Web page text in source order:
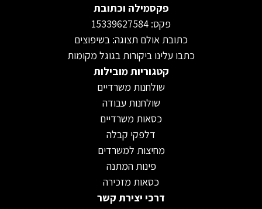
פקסמילה וכתובת
פקס: 15339627584
כתובת אולם תצוגה: בשיפוצים
כתבו עלינו ביקורות בגוגל מקומות
קטגוריות מובילות
שולחנות משרדיים
שולחנות עבודה
כסאות משרדיים
דלפקי קבלה
מחיצות למשרדים
פינות המתנה
כסאות מזכירה
דרכי יצירת קשר